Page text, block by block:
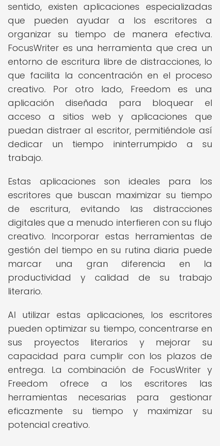
sentido, existen aplicaciones especializadas
que pueden ayudar a los escritores a
organizar su tiempo de manera efectiva.
FocusWriter es una herramienta que crea un
entorno de escritura libre de distracciones, lo
que facilita la concentración en el proceso
creativo. Por otro lado, Freedom es una
aplicación diseñada para bloquear el
acceso a sitios web y aplicaciones que
puedan distraer al escritor, permitiéndole así
dedicar un tiempo ininterrumpido a su
trabajo.
Estas aplicaciones son ideales para los
escritores que buscan maximizar su tiempo
de escritura, evitando las distracciones
digitales que a menudo interfieren con su flujo
creativo. Incorporar estas herramientas de
gestión del tiempo en su rutina diaria puede
marcar una gran diferencia en la
productividad y calidad de su trabajo
literario.
Al utilizar estas aplicaciones, los escritores
pueden optimizar su tiempo, concentrarse en
sus proyectos literarios y mejorar su
capacidad para cumplir con los plazos de
entrega. La combinación de FocusWriter y
Freedom ofrece a los escritores las
herramientas necesarias para gestionar
eficazmente su tiempo y maximizar su
potencial creativo.